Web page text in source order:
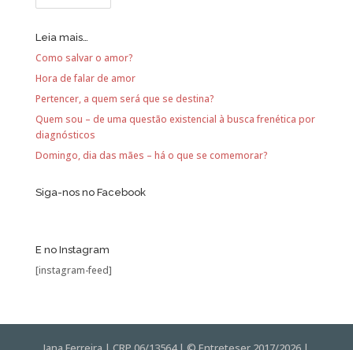
Leia mais…
Como salvar o amor?
Hora de falar de amor
Pertencer, a quem será que se destina?
Quem sou – de uma questão existencial à busca frenética por
diagnósticos
Domingo, dia das mães – há o que se comemorar?
Siga-nos no Facebook
E no Instagram
[instagram-feed]